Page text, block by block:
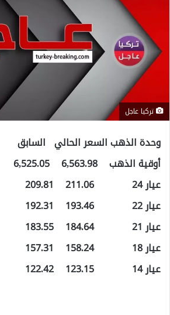
تركيا عاجل
وحدة الذهب السعر الحالي السابق
أوقية الذهب 6,563.98 6,525.05
عيار 24 211.06 209.81
عيار 22 193.46 192.31
عيار 21 184.64 183.55
عيار 18 158.24 157.31
عيار 14 123.15 122.42